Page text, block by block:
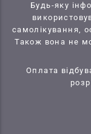
Будь-яку
самолікування,
Також вона не
Оплата